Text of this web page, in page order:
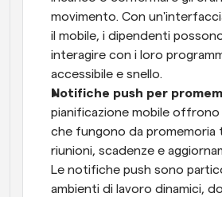
movimento. Con
il mobile, i dipendenti
interagire con i loro
accessibile e snello.
Notifiche push per
pianificazione mobile
che fungono da promemoria
riunioni, scadenze e
Le notifiche push sono
ambienti di lavoro dinamici,